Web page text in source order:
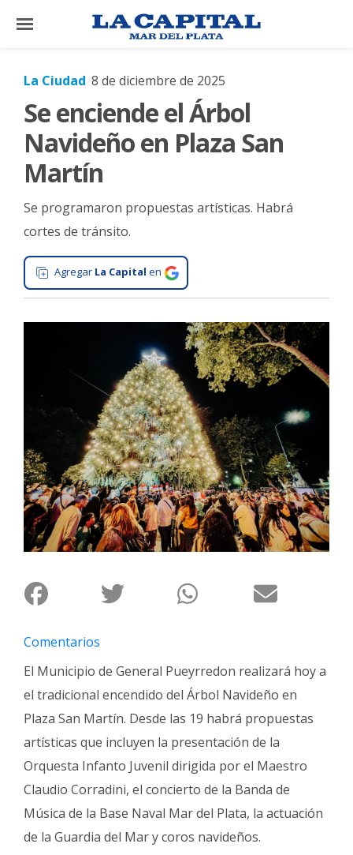
×
El
País
El
Mundo
La
Zona
Cultura
Tecnología
General
Deportes
Arte
y
Espectáculos
Cartelera
de
Fúnebres
La Ciudad 8 de diciembre de 2025
Se enciende el Árbol
Navideño en Plaza San
Martín
Se programaron propuestas artísticas. Habrá
cortes de tránsito.
Agregar La Capital en
Comentarios
El Municipio de General Pueyrredon realizará hoy a
el tradicional encendido del Árbol Navideño en
Plaza San Martín. Desde las 19 habrá propuestas
artísticas que incluyen la presentación de la
Orquesta Infanto Juvenil dirigida por el Maestro
Claudio Corradini, el concierto de la Banda de
Música de la Base Naval Mar del Plata, la actuación
de la Guardia del Mar y coros navideños.